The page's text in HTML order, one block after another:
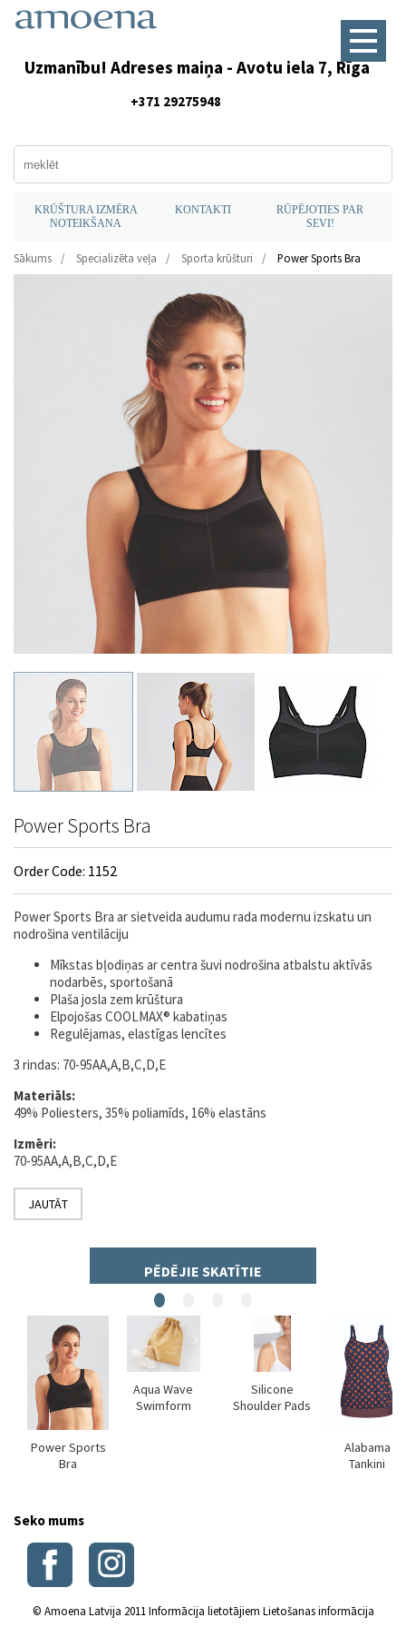
Uzmanību! Adreses maiņa - Avotu iela 7, Rīga
+371 29275948
KRŪŠTURA IZMĒRA
NOTEIKŠANA
KONTAKTI
RŪPĒJOTIES PAR
SEVI!
Sākums Specializēta veļa Sporta krūšturi Power Sports Bra
Power Sports Bra
Order Code: 1152
Power Sports Bra ar sietveida audumu rada modernu izskatu un
nodrošina ventilāciju
Mīkstas bļodiņas ar centra šuvi nodrošina atbalstu aktīvās
nodarbēs, sportošanā
Plaša josla zem krūštura
Elpojošas COOLMAX® kabatiņas
Regulējamas, elastīgas lencītes
3 rindas: 70-95AA,A,B,C,D,E
Materiāls:
49% Poliesters, 35% poliamīds, 16% elastāns
Izmēri:
70-95AA,A,B,C,D,E
JAUTĀT
PĒDĒJIE SKATĪTIE
Power Sports
Bra
Aqua Wave
Swimform
Silicone
Shoulder Pads
Alabama
Tankini
Seko mums
© Amoena Latvija 2011 Informācija lietotājiem Lietošanas informācija